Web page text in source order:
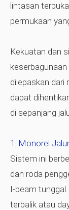
lintasan
permukaan
Kekuatan dan
dilepaskan dari
dapat
di sepanjang
Monorel
Sistem ini
dan roda
I-beam
terbalik atau